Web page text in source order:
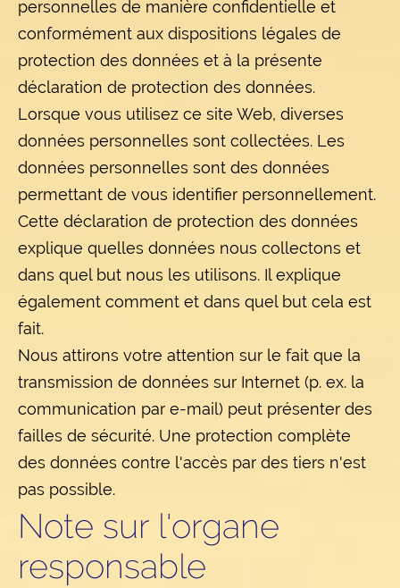
personnelles de manière confidentielle et
conformément aux dispositions légales de
protection des données et à la présente
déclaration de protection des données.
Lorsque vous utilisez ce site Web, diverses
données personnelles sont collectées. Les
données personnelles sont des données
permettant de vous identifier personnellement.
Cette déclaration de protection des données
explique quelles données nous collectons et
dans quel but nous les utilisons. Il explique
également comment et dans quel but cela est
fait.
Nous attirons votre attention sur le fait que la
transmission de données sur Internet (p. ex. la
communication par e-mail) peut présenter des
failles de sécurité. Une protection complète
des données contre l'accès par des tiers n'est
pas possible.
Note sur l'organe
responsable